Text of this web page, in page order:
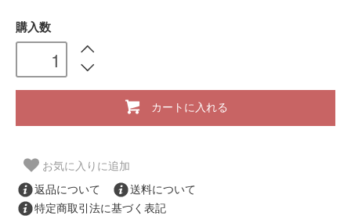
購入数
カートに入れる
お気に入りに追加
返品について
送料について
特定商取引法に基づく表記